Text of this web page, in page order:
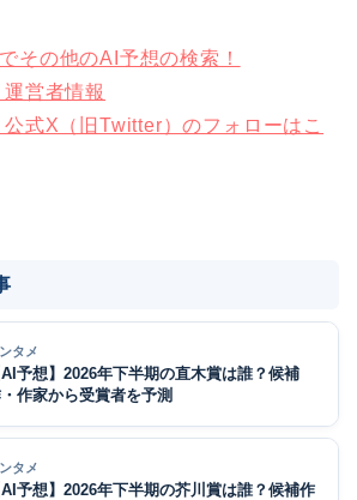
その他のAI予想の検索！
営者情報
式X（旧Twitter）のフォローはこ
タメ
AI予想】2026年下半期の直木賞は誰？候補
作家から受賞者を予測
タメ
AI予想】2026年下半期の芥川賞は誰？候補作